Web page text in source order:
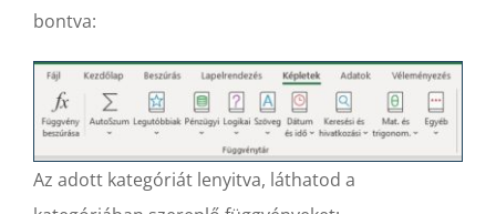
bontva:
Az adott kategóriát lenyitva, láthatod a